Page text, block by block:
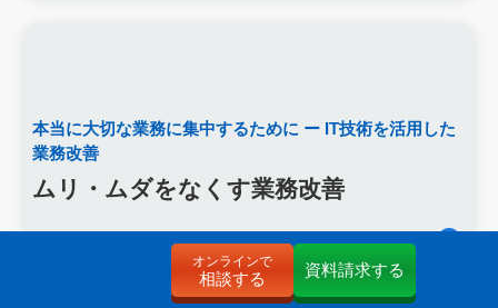
本当に大切な業務に集中するために ー IT技術を活用した
業務改善
ムリ・ムダをなくす業務改善
オンラインで
相談する 資料請求する